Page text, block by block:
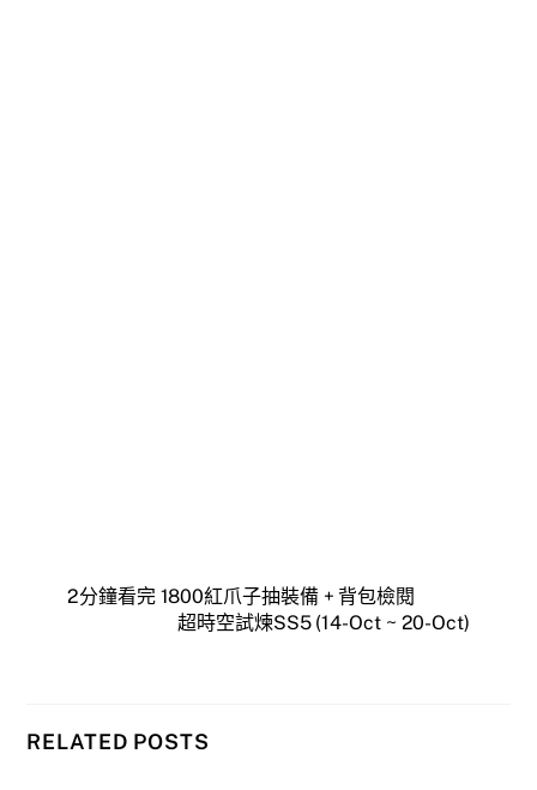
2分鐘看完 1800紅爪子抽裝備 + 背包檢閱
超時空試煉SS5 (14-Oct ~ 20-Oct)
RELATED POSTS